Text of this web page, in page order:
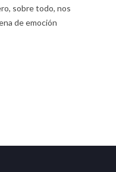
sobre todo, nos
de emoción